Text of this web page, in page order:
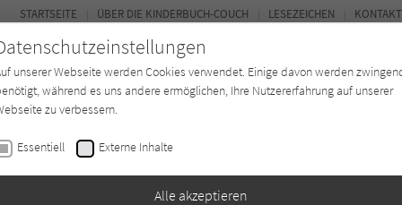
Autor*in Verlage Magazin
STARTSEITE ÜBER DIE KINDERBUCH-COUCH LESEZEICHEN KONTAKT
unserer Webseite werden Cookies verwendet. Einige davon werden
während es uns andere ermöglichen, Ihre Nutzererfahrung auf unserer
zu verbessern.
Essentiell Externe Inhalte
Alle akzeptieren